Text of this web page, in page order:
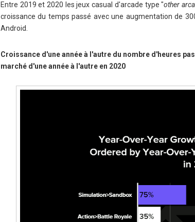
Entre 2019 et 2020 les jeux casual d'arcade type "other
croissance du temps passé avec une augmentation de
Android.
Croissance d'une année à l'autre du nombre d'heures
marché d'une année à l'autre en 2020